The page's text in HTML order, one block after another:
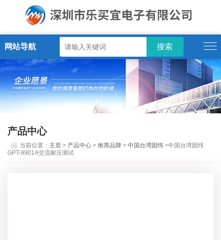
网站导航
产品中心
当前位置： 主页 > 产品中心 >推荐品牌 >中国台湾固纬 >中国台湾固纬
GPT-9901A交流耐压测试